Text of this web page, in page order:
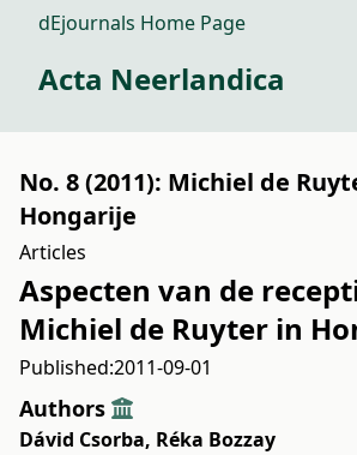
dEjournals Home Page
Acta Neerlandica
No. 8 (2011): Michiel de
Hongarije
Articles
Aspecten van de
Michiel de Ruyter in
Published:2011-09-01
Authors
Dávid Csorba, Réka Bozzay